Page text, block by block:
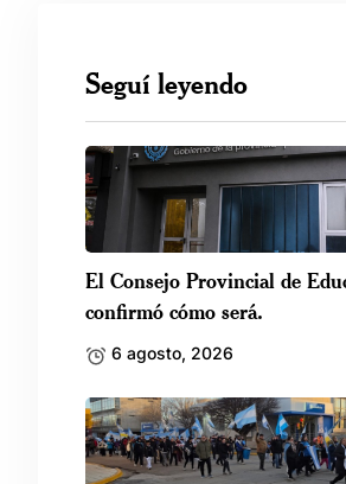
Seguí leyendo
El Consejo Provincial de
confirmó cómo será.
6 agosto, 2026